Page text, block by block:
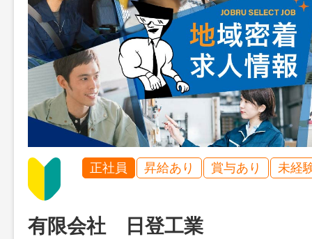
正社員 昇給あり 賞与あり 未経
有限会社 日登工業